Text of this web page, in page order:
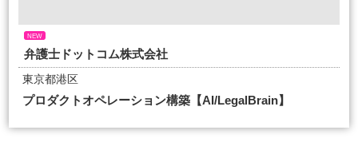
NEW
弁護士ドットコム株式会社
東京都港区
プロダクトオペレーション構築【AI/LegalBrain】